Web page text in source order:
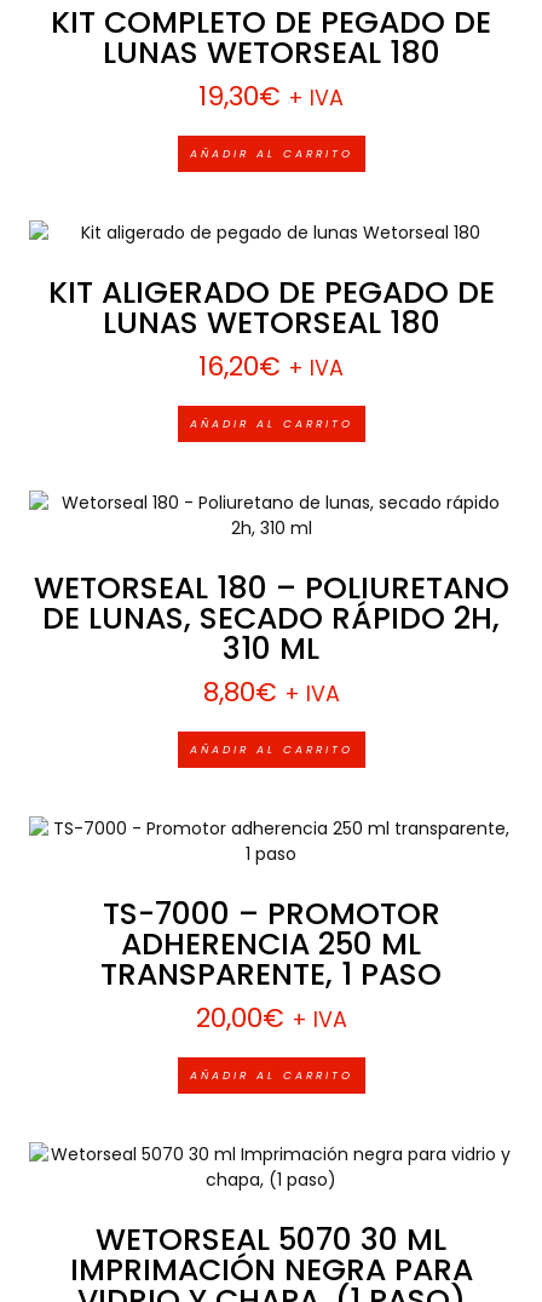
KIT COMPLETO DE PEGADO DE
LUNAS WETORSEAL 180
19,30€ + IVA
AÑADIR AL CARRITO
KIT ALIGERADO DE PEGADO DE
LUNAS WETORSEAL 180
16,20€ + IVA
AÑADIR AL CARRITO
WETORSEAL 180 – POLIURETANO
DE LUNAS, SECADO RÁPIDO 2H,
310 ML
8,80€ + IVA
AÑADIR AL CARRITO
TS-7000 – PROMOTOR
ADHERENCIA 250 ML
TRANSPARENTE, 1 PASO
20,00€ + IVA
AÑADIR AL CARRITO
WETORSEAL 5070 30 ML
IMPRIMACIÓN NEGRA PARA